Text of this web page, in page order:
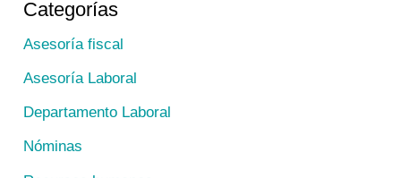
Categorías
Asesoría fiscal
Asesoría Laboral
Departamento Laboral
Nóminas